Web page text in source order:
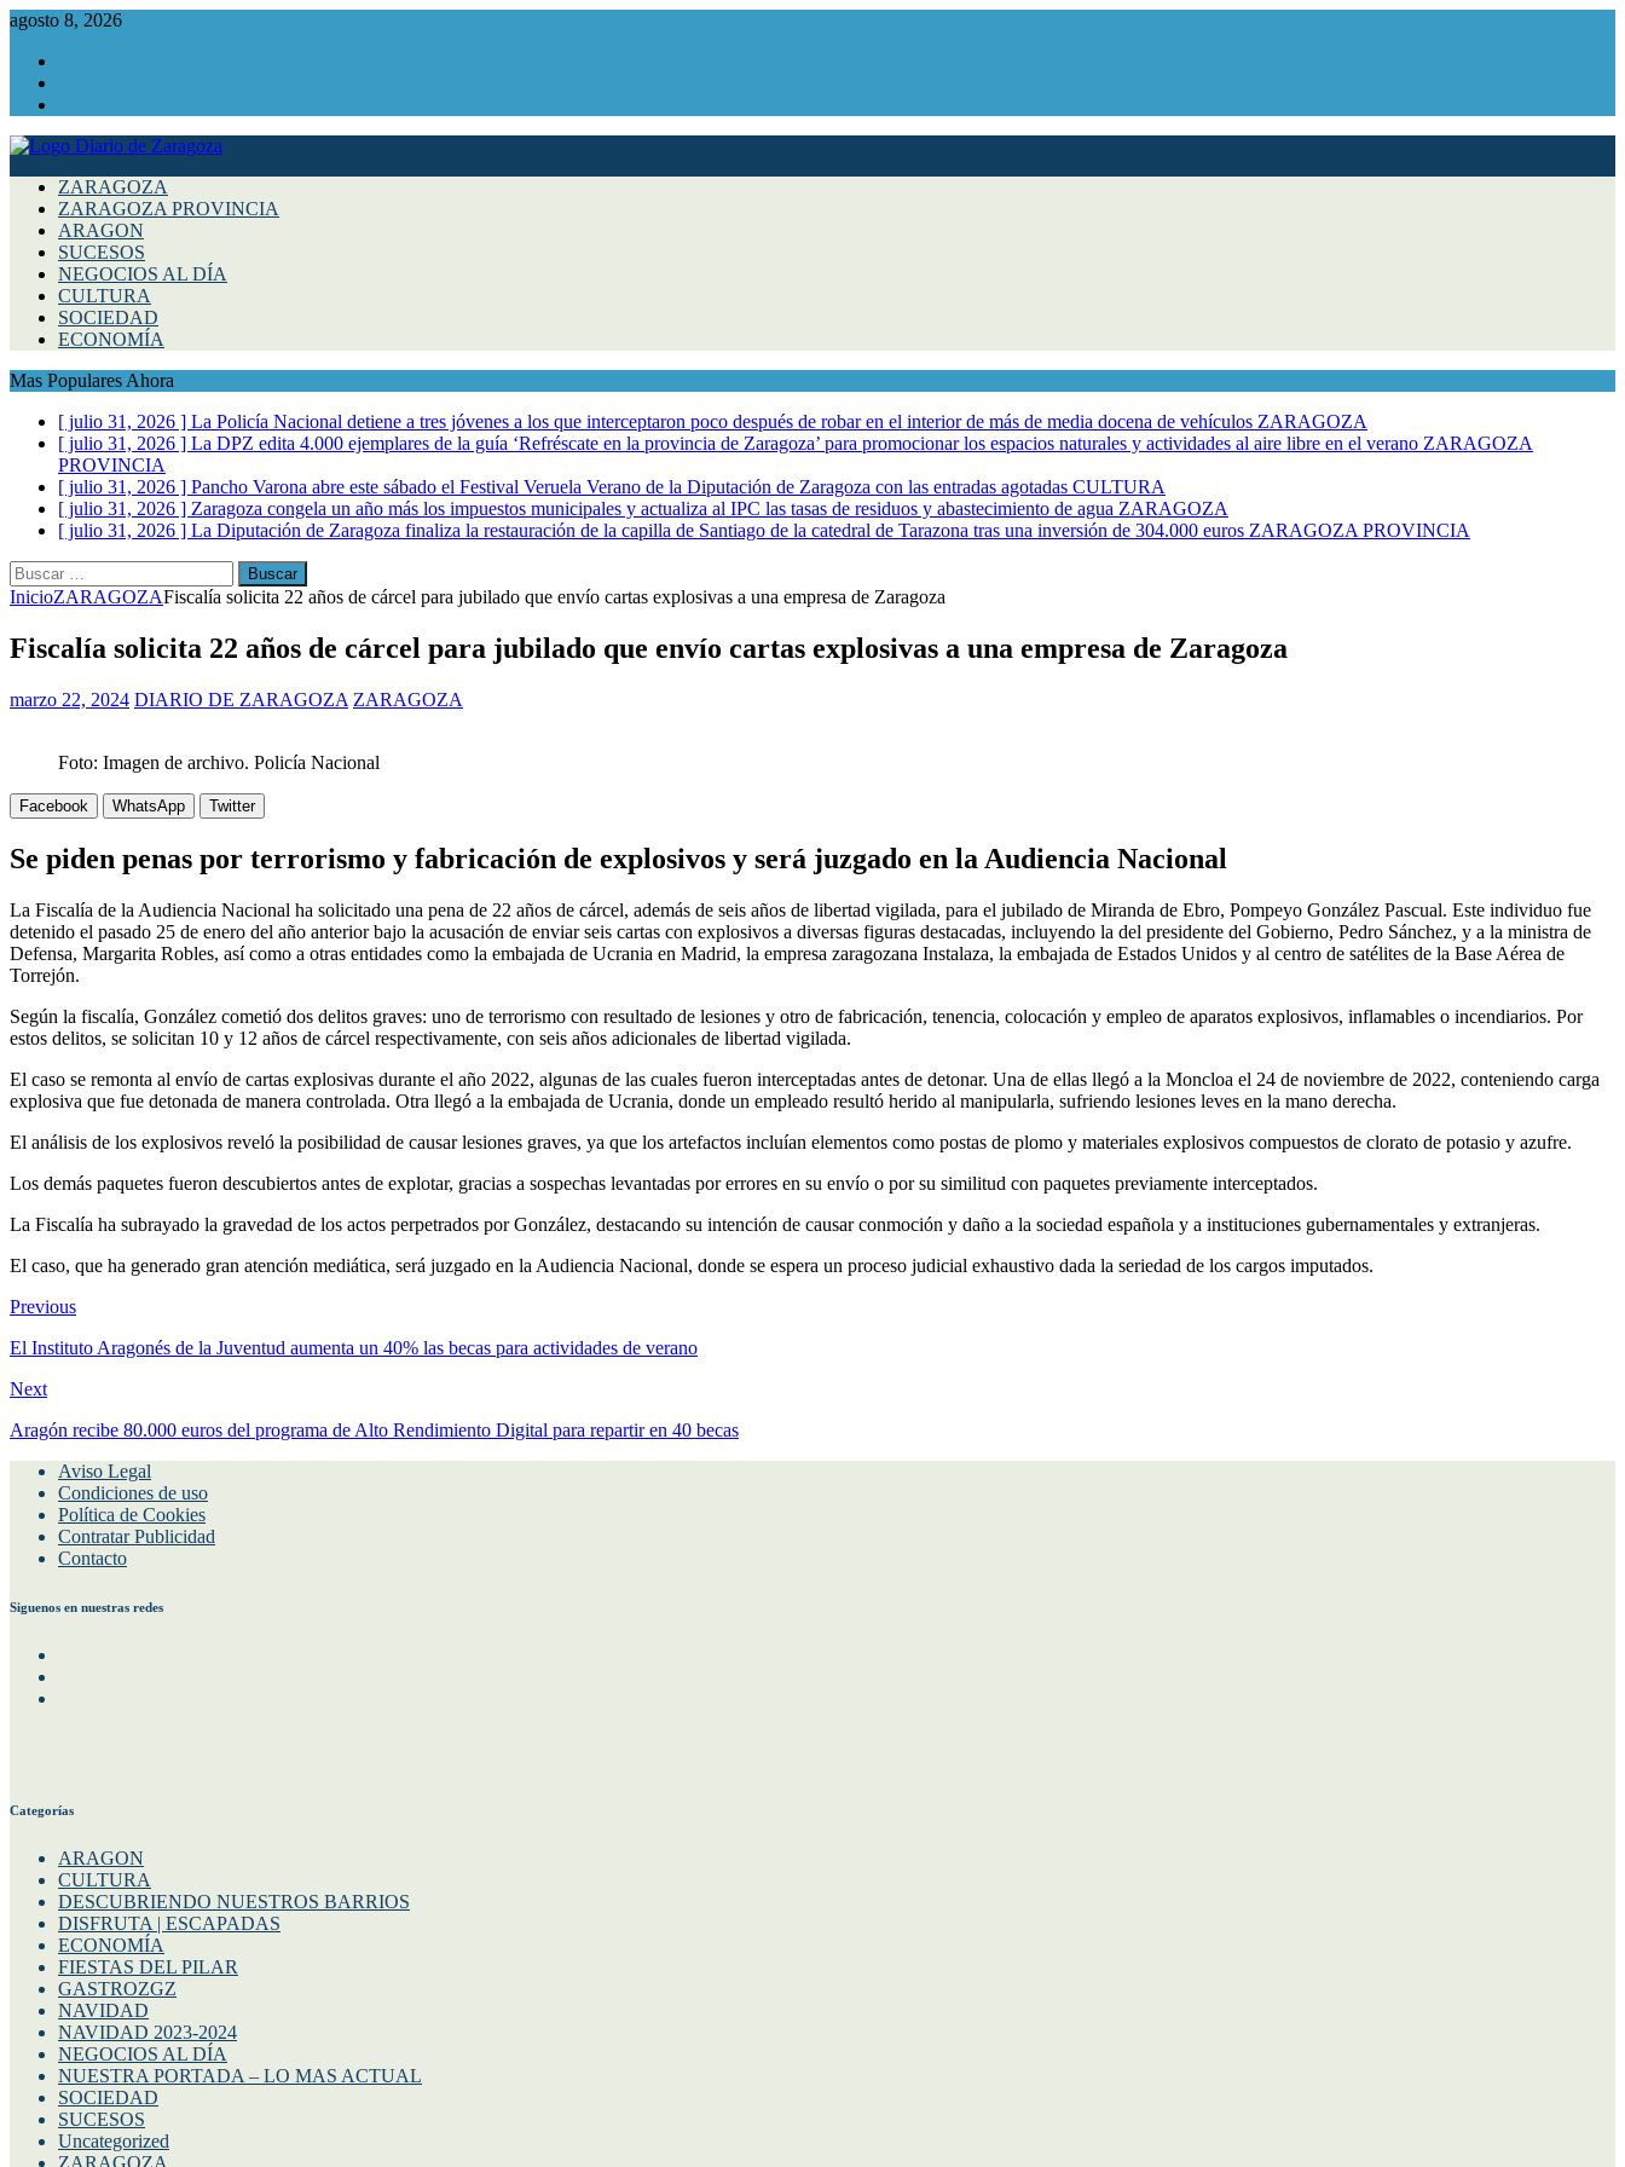
agosto 8, 2026
ZARAGOZA
ZARAGOZA PROVINCIA
ARAGON
SUCESOS
NEGOCIOS AL DÍA
CULTURA
SOCIEDAD
ECONOMÍA
Mas Populares Ahora
[ julio 31, 2026 ] La Policía Nacional detiene a tres jóvenes a los que interceptaron poco después de robar en el interior de más de media docena de vehículos ZARAGOZA
[ julio 31, 2026 ] La DPZ edita 4.000 ejemplares de la guía ‘Refréscate en la provincia de Zaragoza’ para promocionar los espacios naturales y actividades al aire libre en el verano ZARAGOZA
PROVINCIA
[ julio 31, 2026 ] Pancho Varona abre este sábado el Festival Veruela Verano de la Diputación de Zaragoza con las entradas agotadas CULTURA
[ julio 31, 2026 ] Zaragoza congela un año más los impuestos municipales y actualiza al IPC las tasas de residuos y abastecimiento de agua ZARAGOZA
[ julio 31, 2026 ] La Diputación de Zaragoza finaliza la restauración de la capilla de Santiago de la catedral de Tarazona tras una inversión de 304.000 euros ZARAGOZA PROVINCIA
Buscar:
InicioZARAGOZAFiscalía solicita 22 años de cárcel para jubilado que envío cartas explosivas a una empresa de Zaragoza
Fiscalía solicita 22 años de cárcel para jubilado que envío cartas explosivas a una empresa de Zaragoza
marzo 22, 2024 DIARIO DE ZARAGOZA ZARAGOZA
Foto: Imagen de archivo. Policía Nacional
Facebook WhatsApp Twitter
Se piden penas por terrorismo y fabricación de explosivos y será juzgado en la Audiencia Nacional
La Fiscalía de la Audiencia Nacional ha solicitado una pena de 22 años de cárcel, además de seis años de libertad vigilada, para el jubilado de Miranda de Ebro, Pompeyo González Pascual. Este individuo fue
detenido el pasado 25 de enero del año anterior bajo la acusación de enviar seis cartas con explosivos a diversas figuras destacadas, incluyendo la del presidente del Gobierno, Pedro Sánchez, y a la ministra de
Defensa, Margarita Robles, así como a otras entidades como la embajada de Ucrania en Madrid, la empresa zaragozana Instalaza, la embajada de Estados Unidos y al centro de satélites de la Base Aérea de
Torrejón.
Según la fiscalía, González cometió dos delitos graves: uno de terrorismo con resultado de lesiones y otro de fabricación, tenencia, colocación y empleo de aparatos explosivos, inflamables o incendiarios. Por
estos delitos, se solicitan 10 y 12 años de cárcel respectivamente, con seis años adicionales de libertad vigilada.
El caso se remonta al envío de cartas explosivas durante el año 2022, algunas de las cuales fueron interceptadas antes de detonar. Una de ellas llegó a la Moncloa el 24 de noviembre de 2022, conteniendo carga
explosiva que fue detonada de manera controlada. Otra llegó a la embajada de Ucrania, donde un empleado resultó herido al manipularla, sufriendo lesiones leves en la mano derecha.
El análisis de los explosivos reveló la posibilidad de causar lesiones graves, ya que los artefactos incluían elementos como postas de plomo y materiales explosivos compuestos de clorato de potasio y azufre.
Los demás paquetes fueron descubiertos antes de explotar, gracias a sospechas levantadas por errores en su envío o por su similitud con paquetes previamente interceptados.
La Fiscalía ha subrayado la gravedad de los actos perpetrados por González, destacando su intención de causar conmoción y daño a la sociedad española y a instituciones gubernamentales y extranjeras.
El caso, que ha generado gran atención mediática, será juzgado en la Audiencia Nacional, donde se espera un proceso judicial exhaustivo dada la seriedad de los cargos imputados.
Previous
El Instituto Aragonés de la Juventud aumenta un 40% las becas para actividades de verano
Next
Aragón recibe 80.000 euros del programa de Alto Rendimiento Digital para repartir en 40 becas
Aviso Legal
Condiciones de uso
Política de Cookies
Contratar Publicidad
Contacto
Siguenos en nuestras redes
Categorías
ARAGON
CULTURA
DESCUBRIENDO NUESTROS BARRIOS
DISFRUTA | ESCAPADAS
ECONOMÍA
FIESTAS DEL PILAR
GASTROZGZ
NAVIDAD
NAVIDAD 2023-2024
NEGOCIOS AL DÍA
NUESTRA PORTADA – LO MAS ACTUAL
SOCIEDAD
SUCESOS
Uncategorized
ZARAGOZA